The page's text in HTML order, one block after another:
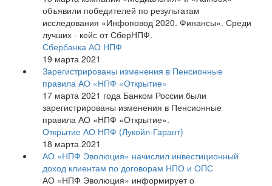
объявили победителей по результатам
исследования «Инфоповод 2020. Финансы». Среди
лучших - кейс от СберНПФ.
Сбербанка АО НПФ
19 марта 2021
Зарегистрированы изменения в Пенсионные
правила АО «НПФ «Открытие»
17 марта 2021 года Банком России были
зарегистрированы изменения в Пенсионные
правила АО «НПФ «Открытие».
Открытие АО НПФ (Лукойл-Гарант)
18 марта 2021
АО «НПФ Эволюция» начислил инвестиционный
доход клиентам по договорам НПО и ОПС
АО «НПФ Эволюция» информирует о